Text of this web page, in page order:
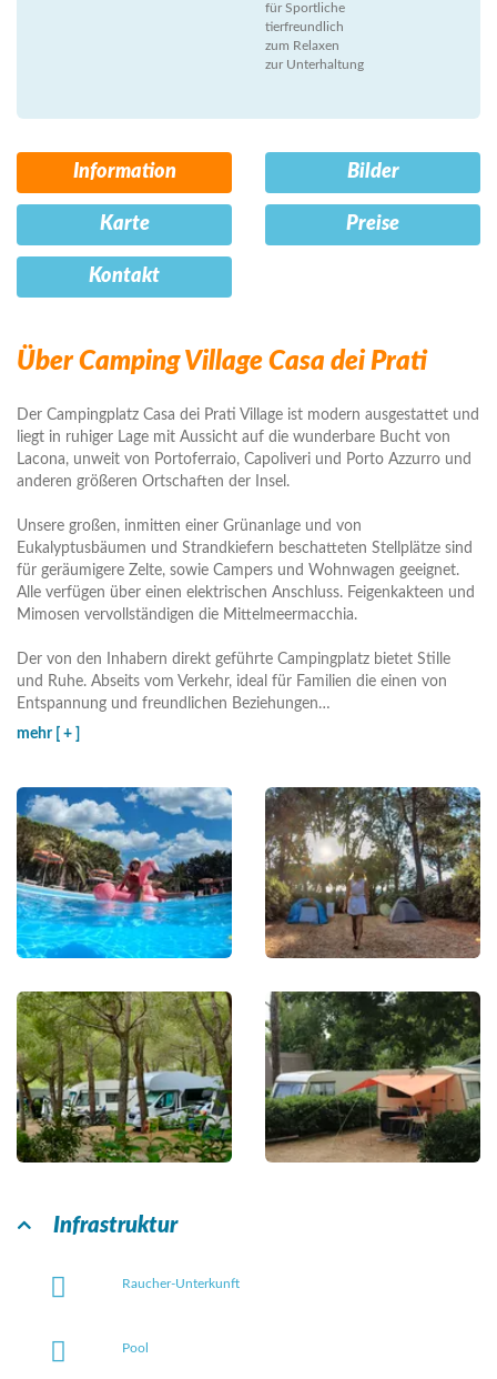
für Sportliche
tierfreundlich
zum Relaxen
zur Unterhaltung
Information Bilder
Karte Preise
Kontakt
Über Camping Village Casa dei Prati
Der Campingplatz Casa dei Prati Village ist modern ausgestattet und
liegt in ruhiger Lage mit Aussicht auf die wunderbare Bucht von
Lacona, unweit von Portoferraio, Capoliveri und Porto Azzurro und
anderen größeren Ortschaften der Insel.
Unsere großen, inmitten einer Grünanlage und von
Eukalyptusbäumen und Strandkiefern beschatteten Stellplätze sind
für geräumigere Zelte, sowie Campers und Wohnwagen geeignet.
Alle verfügen über einen elektrischen Anschluss. Feigenkakteen und
Mimosen vervollständigen die Mittelmeermacchia.
Der von den Inhabern direkt geführte Campingplatz bietet Stille
und Ruhe. Abseits vom Verkehr, ideal für Familien die einen von
Entspannung und freundlichen Beziehungen…
mehr [ + ]
Infrastruktur
Raucher-Unterkunft
Pool